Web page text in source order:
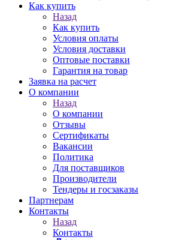
Как купить
Назад
Как купить
Условия оплаты
Условия доставки
Оптовые поставки
Гарантия на товар
Заявка на расчет
О компании
Назад
О компании
Отзывы
Сертификаты
Вакансии
Политика
Для поставщиков
Производители
Тендеры и госзаказы
Партнерам
Контакты
Назад
Контакты